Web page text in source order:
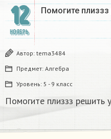
12
НОЯБРЬ
Помогите
Автор: tema3484
Предмет: Алгебра
Уровень: 5 - 9 класс
Помогите плиззз решить